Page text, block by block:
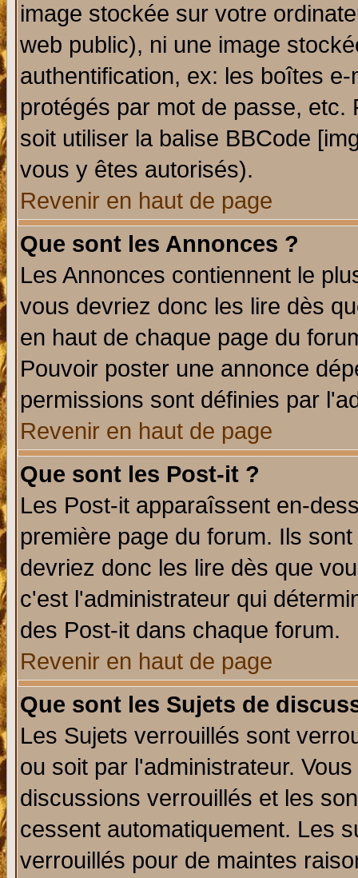
image stockée sur votre
web public), ni une image
authentification, ex: les boîtes
protégés par mot de passe,
soit utiliser la balise BBCode
vous y êtes autorisés).
Revenir en haut de page
Que sont les Annonces ?
Les Annonces contiennent le
vous devriez donc les lire dès
en haut de chaque page du
Pouvoir poster une annonce
permissions sont définies par
Revenir en haut de page
Que sont les Post-it ?
Les Post-it apparaîssent en-
première page du forum. Ils
devriez donc les lire dès que
c'est l'administrateur qui
des Post-it dans chaque forum.
Revenir en haut de page
Que sont les Sujets de
Les Sujets verrouillés sont
ou soit par l'administrateur.
discussions verrouillés et les
cessent automatiquement. Les
verrouillés pour de maintes